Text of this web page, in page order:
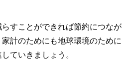
すことができれば節約につなが
計のためにも地球環境のために
ていきましょう。